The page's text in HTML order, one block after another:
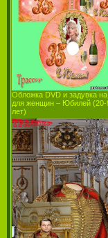
Обложка DVD и задувка
для женщин – Юбилей (20-
лет)